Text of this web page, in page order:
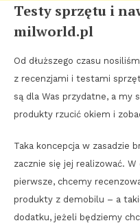
Testy sprzętu i
milworld.pl
Od dłuższego czasu
z recenzjami i testami
są dla Was przydatne, a my
produkty rzucić okiem i
Taka koncepcja w zasadzie
zacznie się jej realizować.
pierwsze, chcemy
produkty z demobilu – a
dodatku, jeżeli będziemy